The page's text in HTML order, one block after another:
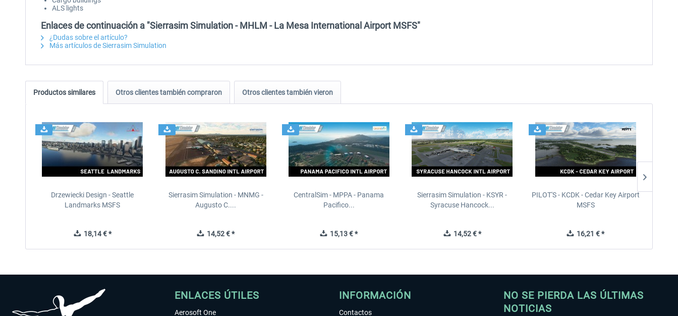
ALS lights
Enlaces de continuación a "Sierrasim Simulation - MHLM - La Mesa International Airport MSFS"
¿Dudas sobre el artículo?
Más artículos de Sierrasim Simulation
Productos similares Otros clientes también compraron Otros clientes también vieron
Drzewiecki Design - Seattle
Landmarks MSFS
18,14 € *
Sierrasim Simulation - MNMG -
Augusto C....
14,52 € *
CentralSim - MPPA - Panama
Pacifico...
15,13 € *
Sierrasim Simulation - KSYR -
Syracuse Hancock...
14,52 € *
PILOT'S - KCDK - Cedar Key Airport
MSFS
16,21 € *
ENLACES ÚTILES
Aerosoft One
INFORMACIÓN
Contactos
NO SE PIERDA LAS ÚLTIMAS
NOTICIAS